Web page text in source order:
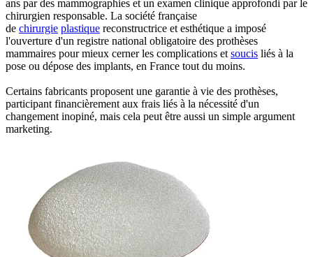
ans par des mammographies et un examen clinique approfondi par le
chirurgien responsable. La société française
de chirurgie plastique reconstructrice et esthétique a imposé
l'ouverture d'un registre national obligatoire des prothèses
mammaires pour mieux cerner les complications et soucis liés à la
pose ou dépose des implants, en France tout du moins.
Certains fabricants proposent une garantie à vie des prothèses,
participant financièrement aux frais liés à la nécessité d'un
changement inopiné, mais cela peut être aussi un simple argument
marketing.